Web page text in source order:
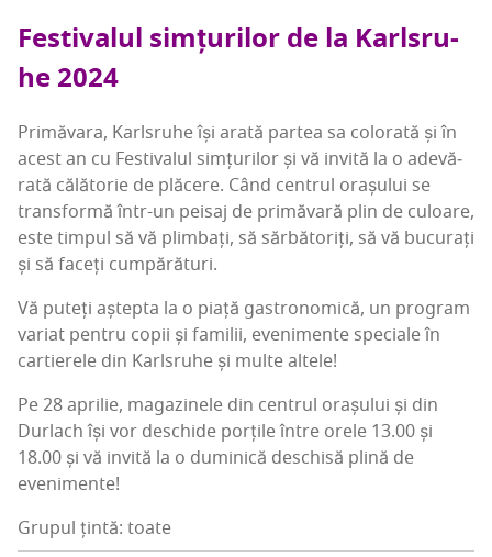
Fes­ti­va­lul sim­țu­ri­lor de la Karl­sru­
he 2024
Pri­mă­va­ra, Karl­sru­he își ara­tă par­tea sa colo­ra­tă și în
acest an cu Fes­ti­va­lul sim­țu­ri­lor și vă invi­tă la o ade­vă­
ra­tă călă­to­rie de plă­ce­re. Când cen­trul ora­șu­lui se
trans­for­mă într-un pei­saj de pri­mă­va­ră plin de culoa­re,
este tim­pul să vă plim­bați, să săr­bă­to­riți, să vă bucu­rați
și să faceți cumpărături.
Vă puteți aștep­ta la o pia­ță gas­tro­no­mi­că, un pro­gram
vari­at pen­tru copii și fami­lii, eve­ni­men­te spe­ci­a­le în
car­ti­e­re­le din Karl­sru­he și mul­te altele!
Pe 28 apri­lie, maga­zi­ne­le din cen­trul ora­șu­lui și din
Dur­la­ch își vor des­chi­de por­ți­le între ore­le 13.00 și
18.00 și vă invi­tă la o dumi­ni­că des­chi­să pli­nă de
evenimente!
Grupul țintă: toate